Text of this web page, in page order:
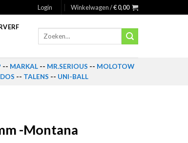
Login Winkelwagen /€0,00
Zoeken
-- MARKAL -- MR.SERIOUS -- MOLOTOW
-- TALENS -- UNI-BALL
-Montana